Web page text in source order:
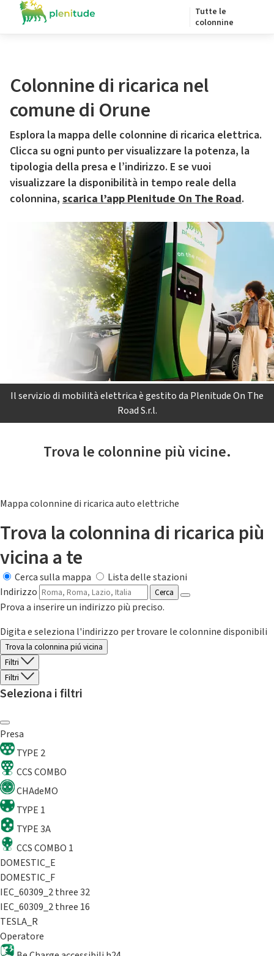
Tutte le
colonnine
Colonnine di ricarica nel
comune di Orune
Esplora la mappa delle colonnine di ricarica elettrica.
Clicca su ogni punto per visualizzare la potenza, la
tipologia della presa e l’indirizzo. E se vuoi
visualizzare la disponibilità in tempo reale della
colonnina, scarica l’app Plenitude On The Road.
Il servizio di mobilità elettrica è gestito da Plenitude On The
Road S.r.l.
Trova le colonnine più vicine.
Mappa colonnine di ricarica auto elettriche
Trova la colonnina di ricarica più
vicina a te
Cerca sulla mappa
Lista delle stazioni
Indirizzo
Cerca
Prova a inserire un indirizzo più preciso.
Digita e seleziona l'indirizzo per trovare le colonnine disponibili
Trova la colonnina piú vicina
Filtri
Filtri
Seleziona i filtri
Presa
TYPE 2
CCS COMBO
CHAdeMO
TYPE 1
TYPE 3A
CCS COMBO 1
DOMESTIC_E
DOMESTIC_F
IEC_60309_2 three 32
IEC_60309_2 three 16
TESLA_R
Operatore